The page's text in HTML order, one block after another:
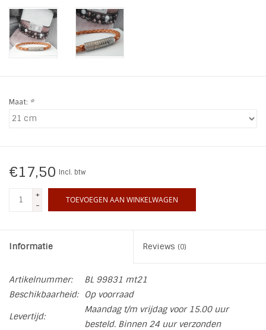
LIFESTYLE PRODUCTEN
SALE
Maat: *
€17,50 Incl. btw
+
-
TOEVOEGEN AAN WINKELWAGEN
Informatie Reviews (0)
Artikelnummer:
BL 99831 mt21
Beschikbaarheid:
Op voorraad
Levertijd:
Maandag t/m vrijdag voor 15.00 uur
besteld. Binnen 24 uur verzonden